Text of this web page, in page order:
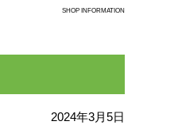
SHOP INFORMATION
2024年3月5日